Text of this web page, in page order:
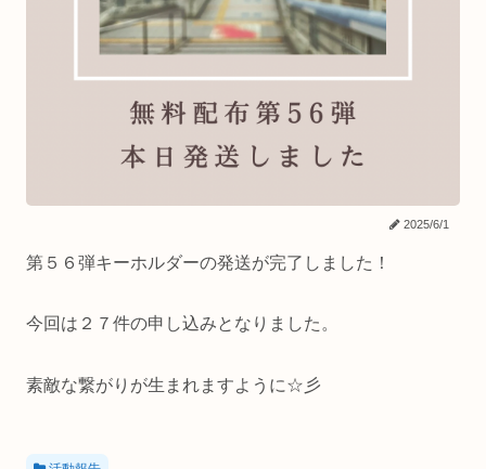
2025/6/1
第５６弾キーホルダーの発送が完了しました！
今回は２７件の申し込みとなりました。
素敵な繋がりが生まれますように☆彡